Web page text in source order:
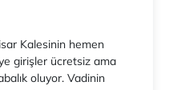
Kalesinin hemen
girişler ücretsiz ama
oluyor. Vadinin